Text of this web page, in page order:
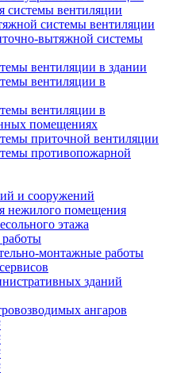
системы вентиляции
системы вентиляции
вытяжной системы
вентиляции в здании
вентиляции в
вентиляции в
помещениях
приточной вентиляции
противопожарной
и сооружений
нежилого помещения
этажа
монтажные работы
зданий
ангаров